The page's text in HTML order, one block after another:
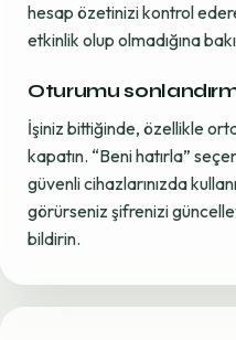
hesap özetinizi kontrol
etkinlik olup olmadığına
Oturumu
İşiniz bittiğinde, özellikle
kapatın. “Beni hatırla”
güvenli cihazlarınızda
görürseniz şifrenizi
bildirin.